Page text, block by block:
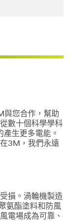
與您合作，幫助
數十個科學學科
生更多電能。
3M，我們永遠
損。渦輪機製造
氨酯塗料和防風
電場成為可靠、